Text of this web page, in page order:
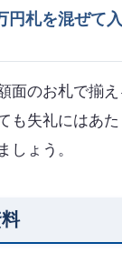
円札を混ぜて
面のお札で揃
も失礼にはあ
しょう。